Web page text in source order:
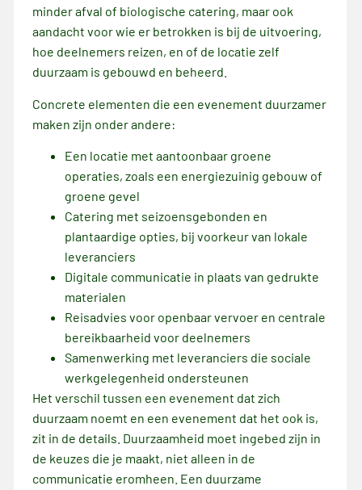
minder afval of biologische catering, maar ook
aandacht voor wie er betrokken is bij de uitvoering,
hoe deelnemers reizen, en of de locatie zelf
duurzaam is gebouwd en beheerd.
Concrete elementen die een evenement duurzamer
maken zijn onder andere:
Een locatie met aantoonbaar groene
operaties, zoals een energiezuinig gebouw of
groene gevel
Catering met seizoensgebonden en
plantaardige opties, bij voorkeur van lokale
leveranciers
Digitale communicatie in plaats van gedrukte
materialen
Reisadvies voor openbaar vervoer en centrale
bereikbaarheid voor deelnemers
Samenwerking met leveranciers die sociale
werkgelegenheid ondersteunen
Het verschil tussen een evenement dat zich
duurzaam noemt en een evenement dat het ook is,
zit in de details. Duurzaamheid moet ingebed zijn in
de keuzes die je maakt, niet alleen in de
communicatie eromheen. Een duurzame